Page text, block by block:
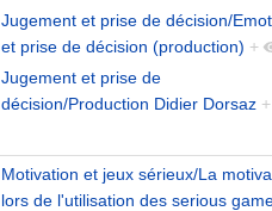
Jugement et prise de décision/
et prise de décision (production) +
Jugement et prise de
décision/Production Didier Dorsaz +
Motivation et jeux sérieux/La
lors de l'utilisation des serious